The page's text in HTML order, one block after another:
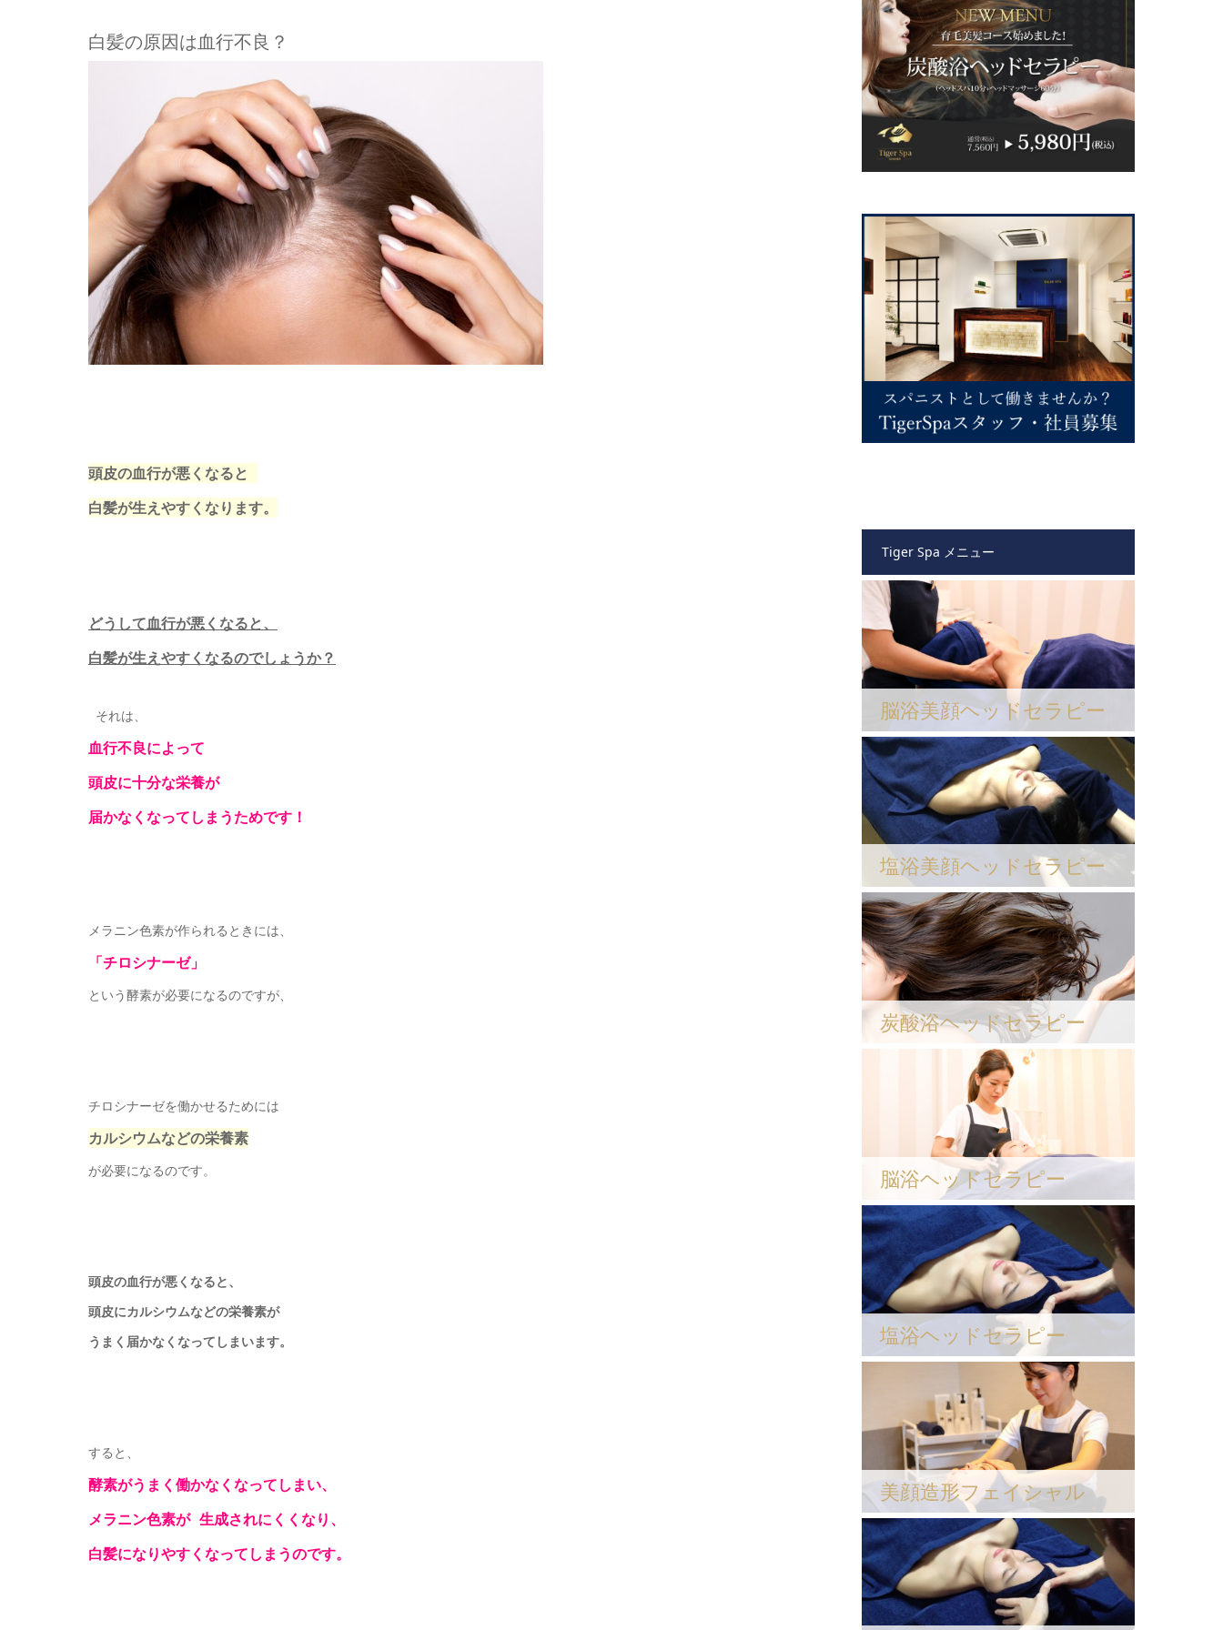
白髪の原因は血行不良？
頭皮の血行が悪くなると
白髪が生えやすくなります。
どうして血行が悪くなると、
白髪が生えやすくなるのでしょうか？
それは、
血行不良によって
頭皮に十分な栄養が
届かなくなってしまうためです！
メラニン色素が作られるときには、
「チロシナーゼ」
という酵素が必要になるのですが、
チロシナーゼを働かせるためには
カルシウムなどの栄養素
が必要になるのです。
頭皮の血行が悪くなると、
頭皮にカルシウムなどの栄養素が
うまく届かなくなってしまいます。
すると、
酵素がうまく働かなくなってしまい、
メラニン色素が 生成されにくくなり、
白髪になりやすくなってしまうのです。
Tiger Spa メニュー
脳浴美顔ヘッドセラピー
塩浴美顔ヘッドセラピー
炭酸浴ヘッドセラピー
脳浴ヘッドセラピー
塩浴ヘッドセラピー
美顔造形フェイシャル